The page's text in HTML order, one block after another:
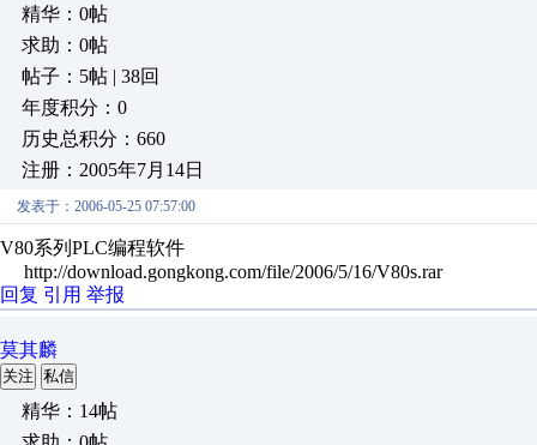
精华：0帖
求助：0帖
帖子：5帖 | 38回
年度积分：0
历史总积分：660
注册：2005年7月14日
发表于：2006-05-25 07:57:00
V80系列PLC编程软件
http://download.gongkong.com/file/2006/5/16/V80s.rar
回复 引用 举报
莫其麟
关注 私信
精华：14帖